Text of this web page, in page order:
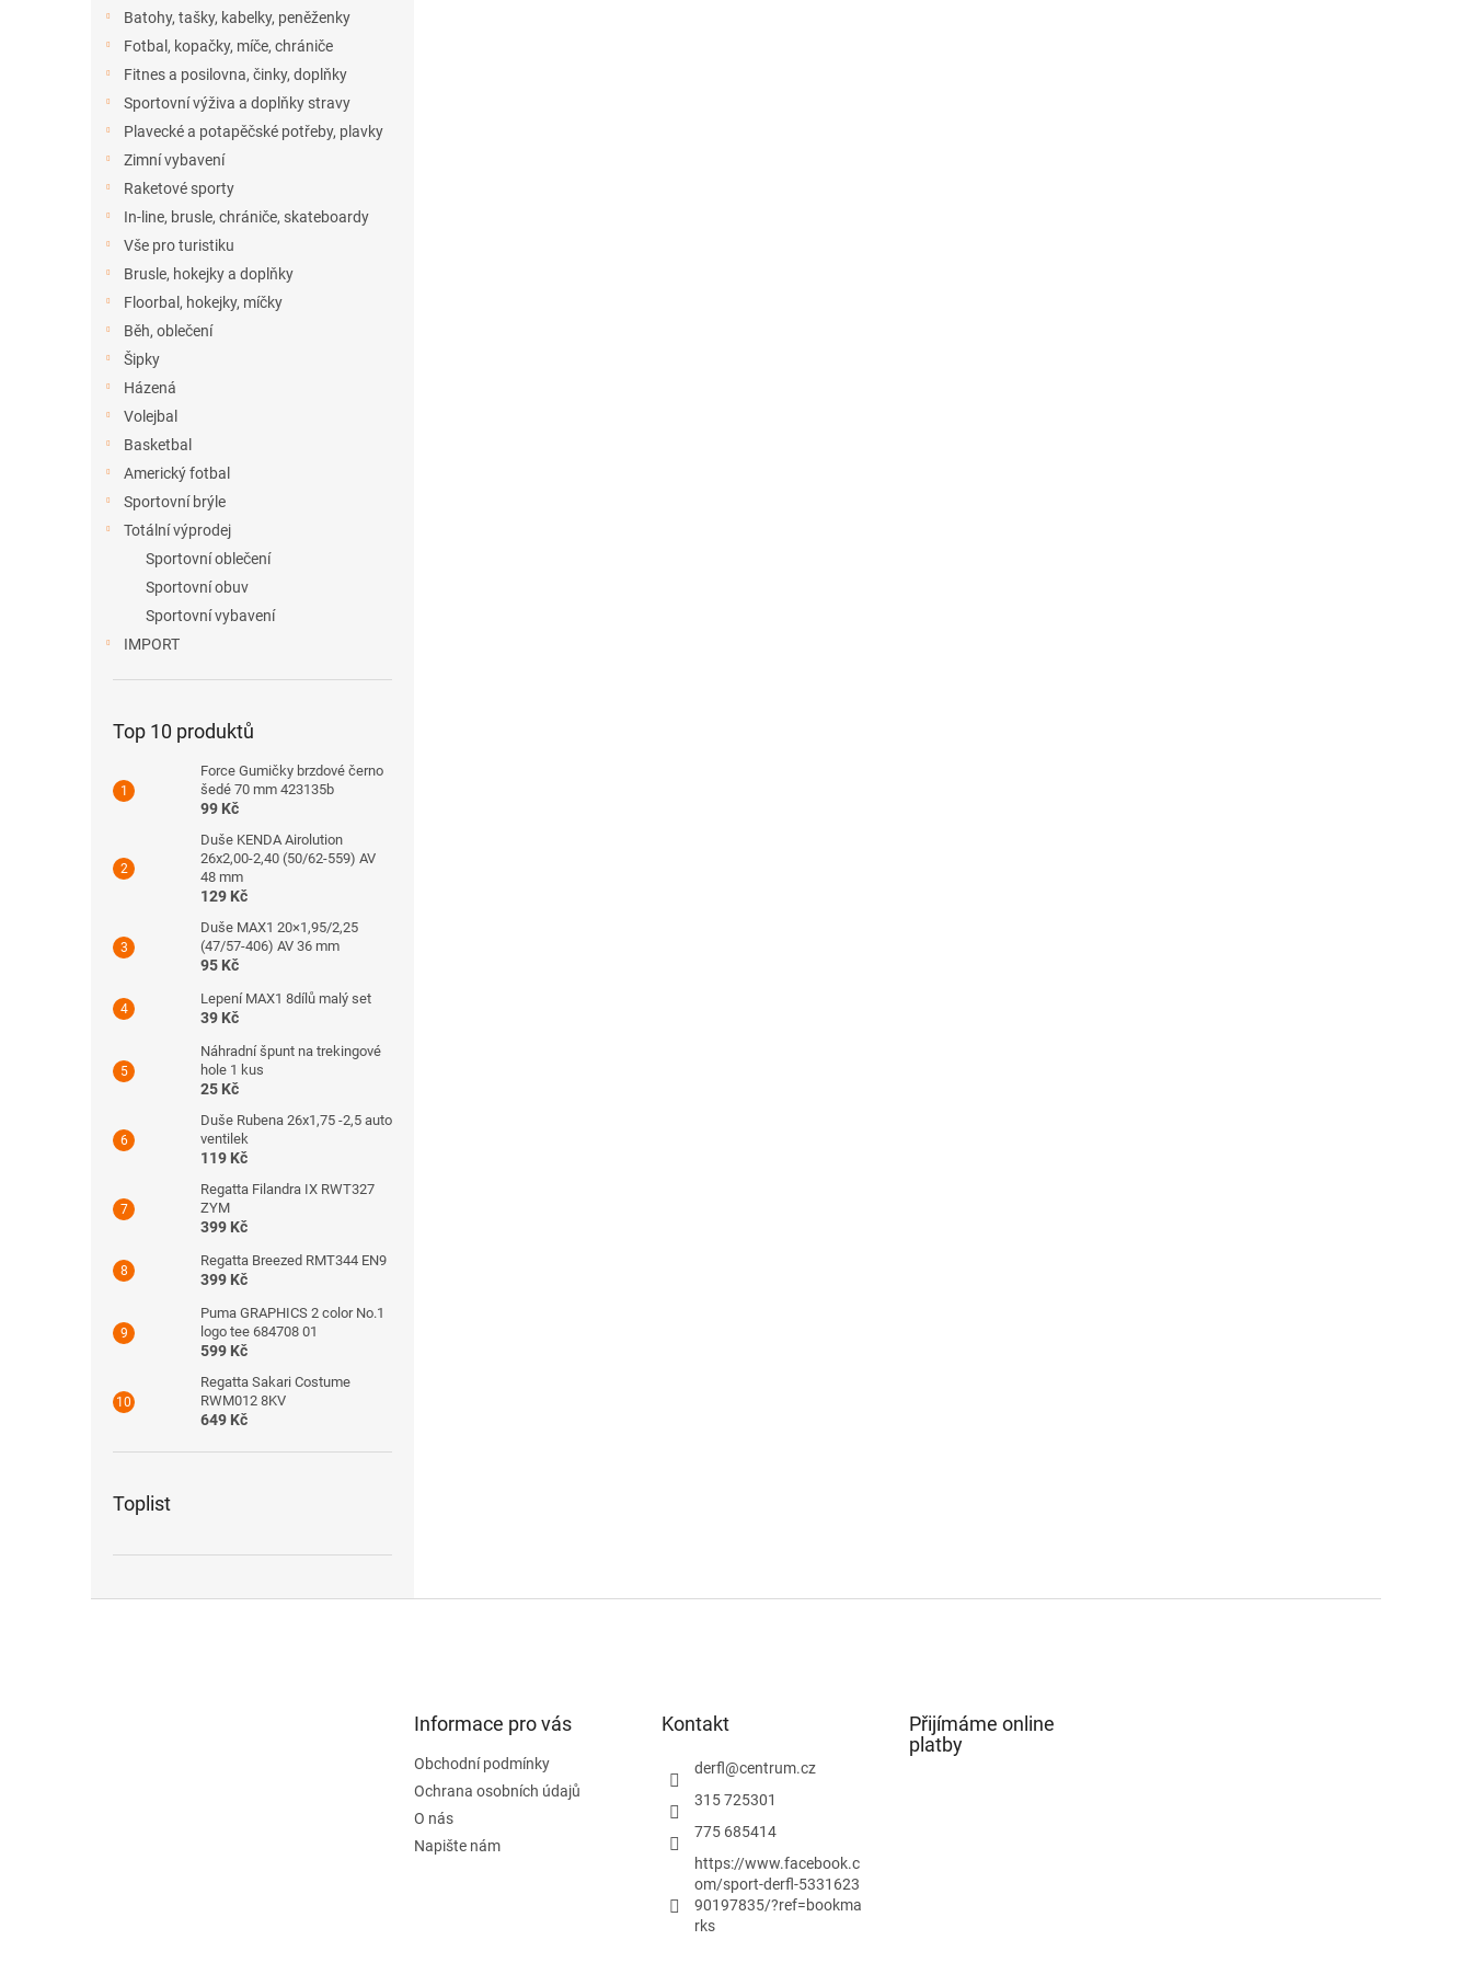
Batohy, tašky, kabelky, peněženky
Fotbal, kopačky, míče, chrániče
Fitnes a posilovna, činky, doplňky
Sportovní výživa a doplňky stravy
Plavecké a potapěčské potřeby, plavky
Zimní vybavení
Raketové sporty
In-line, brusle, chrániče, skateboardy
Vše pro turistiku
Brusle, hokejky a doplňky
Floorbal, hokejky, míčky
Běh, oblečení
Šipky
Házená
Volejbal
Basketbal
Americký fotbal
Sportovní brýle
Totální výprodej
Sportovní oblečení
Sportovní obuv
Sportovní vybavení
IMPORT
Top 10 produktů
Force Gumičky brzdové černo
šedé 70 mm 423135b
99 Kč
Duše KENDA Airolution
26x2,00-2,40 (50/62-559) AV
48 mm
129 Kč
Duše MAX1 20×1,95/2,25
(47/57-406) AV 36 mm
95 Kč
Lepení MAX1 8dílů malý set
39 Kč
Náhradní špunt na trekingové
hole 1 kus
25 Kč
Duše Rubena 26x1,75 -2,5 auto
ventilek
119 Kč
Regatta Filandra IX RWT327
ZYM
399 Kč
Regatta Breezed RMT344 EN9
399 Kč
Puma GRAPHICS 2 color No.1
logo tee 684708 01
599 Kč
Regatta Sakari Costume
RWM012 8KV
649 Kč
Toplist
Informace pro vás
Obchodní podmínky
Ochrana osobních údajů
O nás
Napište nám
Kontakt
derfl@centrum.cz
315 725301
775 685414
https://www.facebook.c
om/sport-derfl-5331623
90197835/?ref=bookma
rks
Přijímáme online
platby